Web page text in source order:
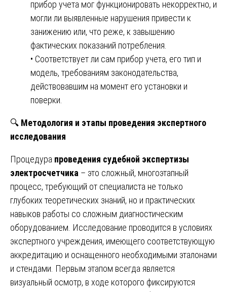
прибор учета мог функционировать некорректно, и
могли ли выявленные нарушения привести к
занижению или, что реже, к завышению
фактических показаний потребления.
• Соответствует ли сам прибор учета, его тип и
модель, требованиям законодательства,
действовавшим на момент его установки и
поверки.
🔍 Методология и этапы проведения экспертного
исследования
Процедура проведения судебной экспертизы
электросчетчика – это сложный, многоэтапный
процесс, требующий от специалиста не только
глубоких теоретических знаний, но и практических
навыков работы со сложным диагностическим
оборудованием. Исследование проводится в условиях
экспертного учреждения, имеющего соответствующую
аккредитацию и оснащенного необходимыми эталонами
и стендами. Первым этапом всегда является
визуальный осмотр, в ходе которого фиксируются